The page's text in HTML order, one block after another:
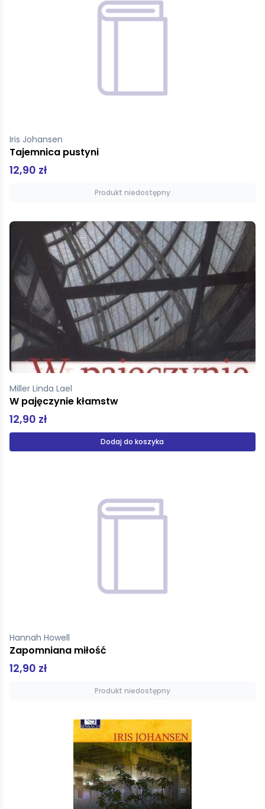
Iris Johansen
Tajemnica pustyni
12,90 zł
Produkt niedostępny
Miller Linda Lael
W pajęczynie kłamstw
12,90 zł
Dodaj do koszyka
Hannah Howell
Zapomniana miłość
12,90 zł
Produkt niedostępny